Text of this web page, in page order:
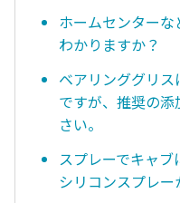
ホームセンター
わかりますか？
ベアリンググリ
ですが、推奨の
さい。
スプレーでキャ
シリコンスプレー